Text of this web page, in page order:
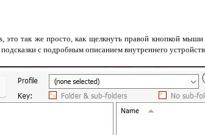
это так же просто, как щелкнуть правой кнопкой мыши
с подробным описанием внутреннего